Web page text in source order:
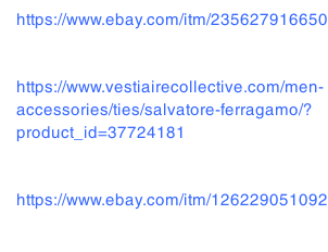
https://www.ebay.com/itm/235627916650
https://www.vestiairecollective.com/men-
accessories/ties/salvatore-ferragamo/?
product_id=37724181
https://www.ebay.com/itm/126229051092